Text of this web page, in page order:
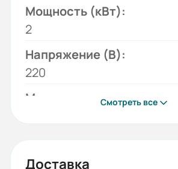
Мощность (кВт):
2
Напряжение (В):
220
Модель:
42,5
Смотреть все
Доставка